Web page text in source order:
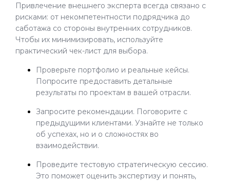
Привлечение внешнего эксперта всегда связано с
рисками: от некомпетентности подрядчика до
саботажа со стороны внутренних сотрудников.
Чтобы их минимизировать, используйте
практический чек-лист для выбора.
Проверьте портфолио и реальные кейсы.
Попросите предоставить детальные
результаты по проектам в вашей отрасли.
Запросите рекомендации. Поговорите с
предыдущими клиентами. Узнайте не только
об успехах, но и о сложностях во
взаимодействии.
Проведите тестовую стратегическую сессию.
Это поможет оценить экспертизу и понять,